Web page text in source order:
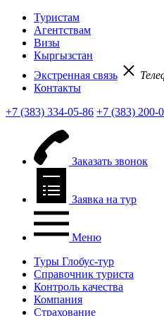
Туристам
Агентствам
Визы
Кыргызстан
Экстренная связь
Контакты
+7 (383) 334-05-86 +7 (383) 200-
Заказать звонок
Заявка на тур
Меню
Туры Глобус-тур
Справочник туриста
Контроль качества
Компания
Страхование